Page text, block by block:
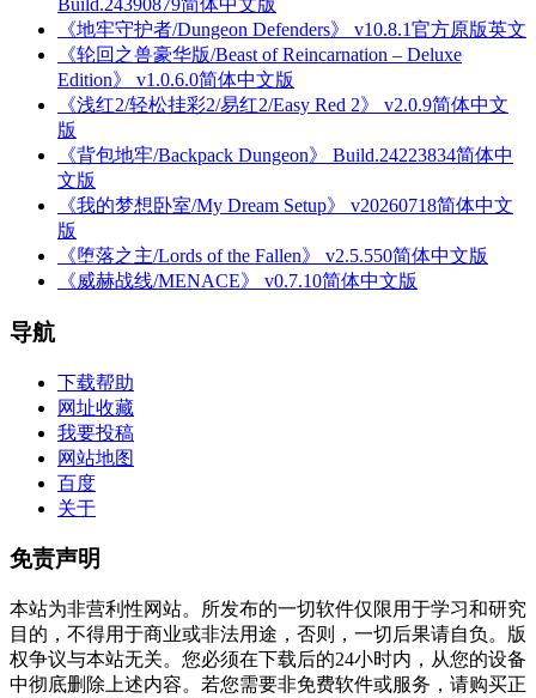
Build.24390879简体中文版
《地牢守护者/Dungeon Defenders》 v10.8.1官方原版英文
《轮回之兽豪华版/Beast of Reincarnation – Deluxe
Edition》 v1.0.6.0简体中文版
《浅红2/轻松挂彩2/易红2/Easy Red 2》 v2.0.9简体中文
版
《背包地牢/Backpack Dungeon》 Build.24223834简体中
文版
《我的梦想卧室/My Dream Setup》 v20260718简体中文
版
《堕落之主/Lords of the Fallen》 v2.5.550简体中文版
《威赫战线/MENACE》 v0.7.10简体中文版
导航
下载帮助
网址收藏
我要投稿
网站地图
百度
关于
免责声明
本站为非营利性网站。所发布的一切软件仅限用于学习和研究
目的，不得用于商业或非法用途，否则，一切后果请自负。版
权争议与本站无关。您必须在下载后的24小时内，从您的设备
中彻底删除上述内容。若您需要非免费软件或服务，请购买正